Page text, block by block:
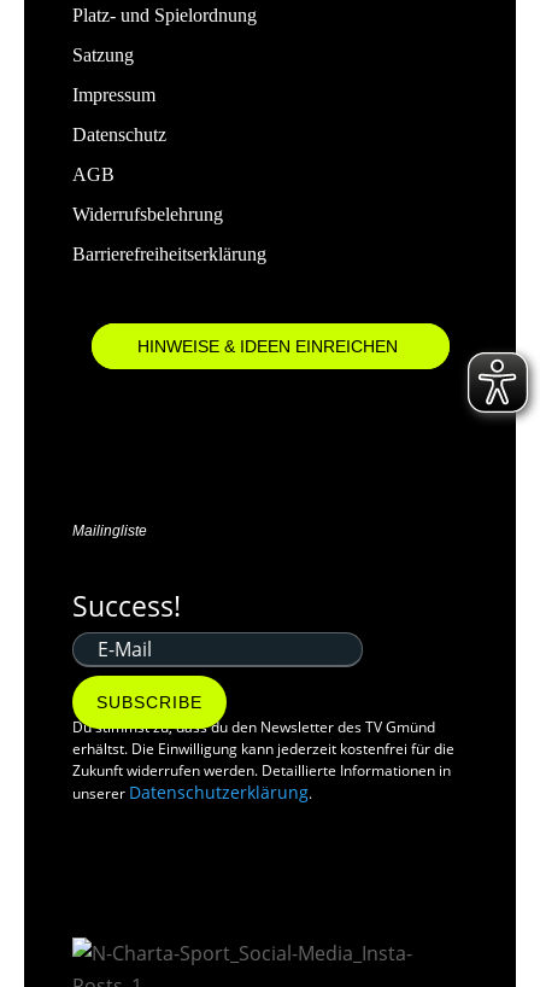
Platz- und Spielordnung
Satzung
Impressum
Datenschutz
AGB
Widerrufsbelehrung
Barrierefreiheitserklärung
HINWEISE & IDEEN EINREICHEN
Mailingliste
Success!
SUBSCRIBE
Du stimmst zu, dass du den Newsletter des TV Gmünd
erhältst. Die Einwilligung kann jederzeit kostenfrei für die
Zukunft widerrufen werden. Detaillierte Informationen in
unserer Datenschutzerklärung.